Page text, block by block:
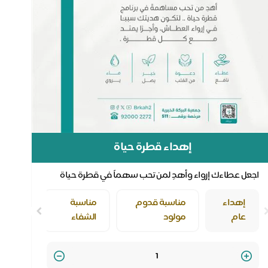
إهداء قطرة حياة
اجعل عطاءك إرواء وأهدِ لمن تحب سهماً في قطرة حياة
إهداء
عام
مناسبة قدوم
مولود
مناسبة
الشفاء
Quantity